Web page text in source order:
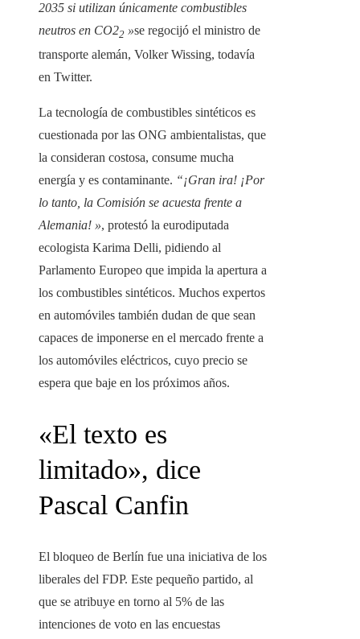
2035 si utilizan únicamente combustibles
neutros en CO22 »se regocijó el ministro de
transporte alemán, Volker Wissing, todavía
en Twitter.
La tecnología de combustibles sintéticos es
cuestionada por las ONG ambientalistas, que
la consideran costosa, consume mucha
energía y es contaminante. “¡Gran ira! ¡Por
lo tanto, la Comisión se acuesta frente a
Alemania! », protestó la eurodiputada
ecologista Karima Delli, pidiendo al
Parlamento Europeo que impida la apertura a
los combustibles sintéticos. Muchos expertos
en automóviles también dudan de que sean
capaces de imponerse en el mercado frente a
los automóviles eléctricos, cuyo precio se
espera que baje en los próximos años.
«El texto es
limitado», dice
Pascal Canfin
El bloqueo de Berlín fue una iniciativa de los
liberales del FDP. Este pequeño partido, al
que se atribuye en torno al 5% de las
intenciones de voto en las encuestas